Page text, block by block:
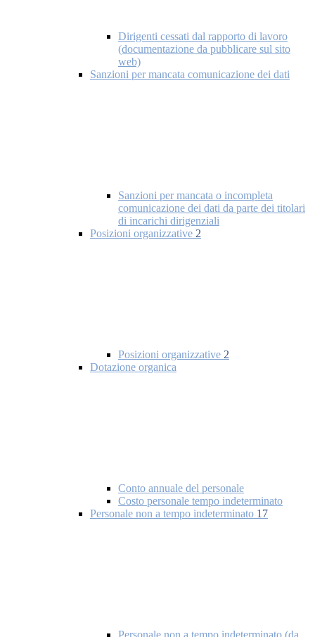
Dirigenti cessati dal rapporto di lavoro
(documentazione da pubblicare sul sito
web)
Sanzioni per mancata comunicazione dei dati
Sanzioni per mancata o incompleta
comunicazione dei dati da parte dei titolari
di incarichi dirigenziali
Posizioni organizzative 2
Posizioni organizzative 2
Dotazione organica
Conto annuale del personale
Costo personale tempo indeterminato
Personale non a tempo indeterminato 17